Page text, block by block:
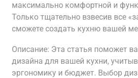
максимально комфортной и
Только тщательно взвесив все
сможете создать кухню вашей
Описание: Эта статья поможет
дизайна для вашей кухни,
эргономику и бюджет. Выбор